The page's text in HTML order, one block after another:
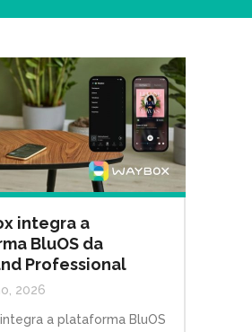
integra a
BluOS da
Professional
2026
a plataforma BluOS